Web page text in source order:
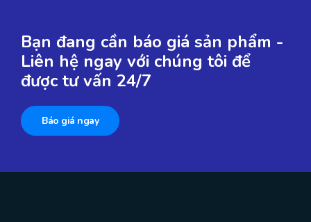
Bạn đang cần báo giá sản phẩm -
Liên hệ ngay với chúng tôi để
được tư vấn 24/7
Báo giá ngay